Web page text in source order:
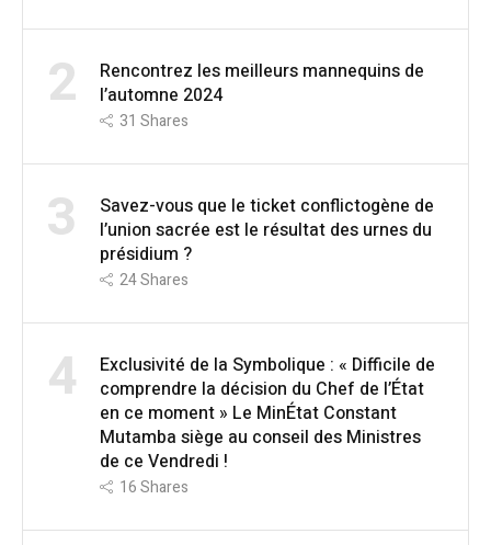
2
Rencontrez les meilleurs mannequins de
l’automne 2024
31 Shares
3
Savez-vous que le ticket conflictogène de
l’union sacrée est le résultat des urnes du
présidium ?
24Shares
4
Exclusivité de la Symbolique : « Difficile de
comprendre la décision du Chef de l’État
en ce moment » Le MinÉtat Constant
Mutamba siège au conseil des Ministres
de ce Vendredi !
16Shares